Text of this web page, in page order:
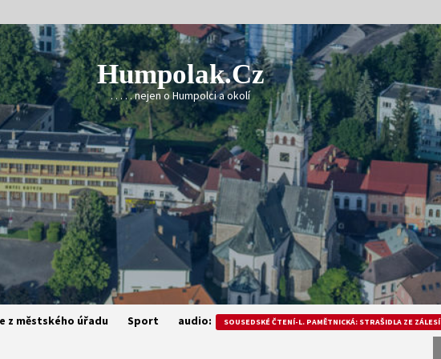
Humpolak.cz
. . . . . nejen o Humpolci a okolí
z městského úřadu Sport audio: SOUSEDSKÉ ČTENÍ-L. PAMĚTNICKÁ: STRAŠIDLA ZE ZÁLESÍ